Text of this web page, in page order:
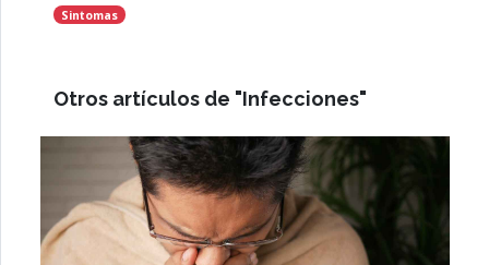
Sintomas
Otros artículos de "Infecciones"